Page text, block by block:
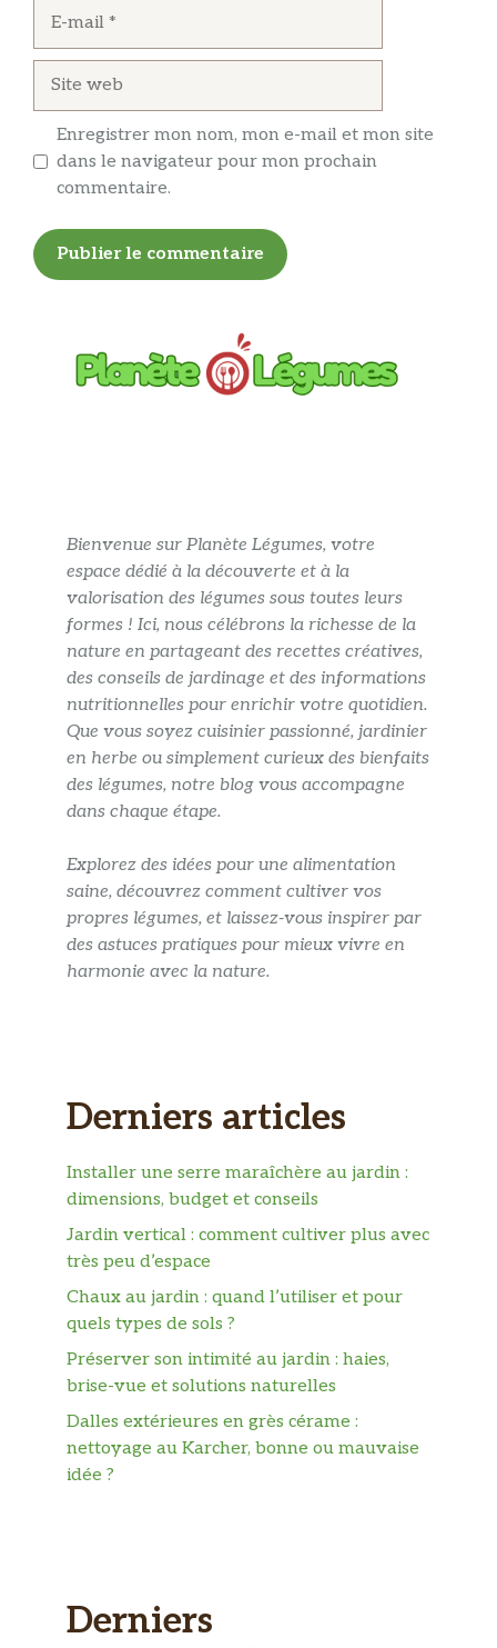
Enregistrer mon nom, mon e-mail et mon site
dans le navigateur pour mon prochain
commentaire.
Bienvenue sur Planète Légumes, votre
espace dédié à la découverte et à la
valorisation des légumes sous toutes leurs
formes ! Ici, nous célébrons la richesse de la
nature en partageant des recettes créatives,
des conseils de jardinage et des informations
nutritionnelles pour enrichir votre quotidien.
Que vous soyez cuisinier passionné, jardinier
en herbe ou simplement curieux des bienfaits
des légumes, notre blog vous accompagne
dans chaque étape.
Explorez des idées pour une alimentation
saine, découvrez comment cultiver vos
propres légumes, et laissez-vous inspirer par
des astuces pratiques pour mieux vivre en
harmonie avec la nature.
Derniers articles
Installer une serre maraîchère au jardin :
dimensions, budget et conseils
Jardin vertical : comment cultiver plus avec
très peu d’espace
Chaux au jardin : quand l’utiliser et pour
quels types de sols ?
Préserver son intimité au jardin : haies,
brise-vue et solutions naturelles
Dalles extérieures en grès cérame :
nettoyage au Karcher, bonne ou mauvaise
idée ?
Derniers